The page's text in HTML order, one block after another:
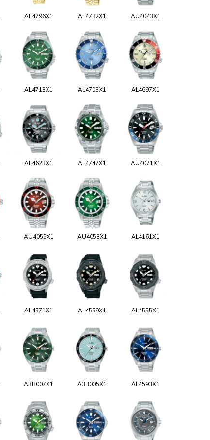
AL4796X1 AL4782X1 AU4043X1
AL4713X1 AL4703X1 AL4697X1
AL4623X1 AL4747X1 AU4071X1
AU4055X1 AU4053X1 AL4161X1
AL4571X1 AL4569X1 AL4555X1
A3B007X1 A3B005X1 AL4593X1